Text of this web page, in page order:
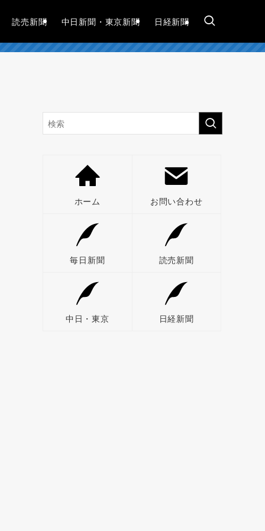
読売新聞 中日新聞・東京新聞 日経新聞
ホーム お問い合わせ
毎日新聞 読売新聞
中日・東京 日経新聞